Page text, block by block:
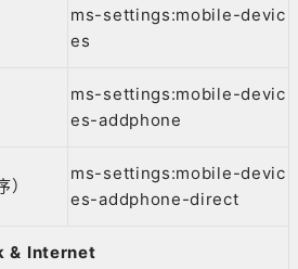
ms-settings:mobile-devic
es
ms-settings:mobile-devic
es-addphone
ms-settings:mobile-devic
es-addphone-direct
& Internet